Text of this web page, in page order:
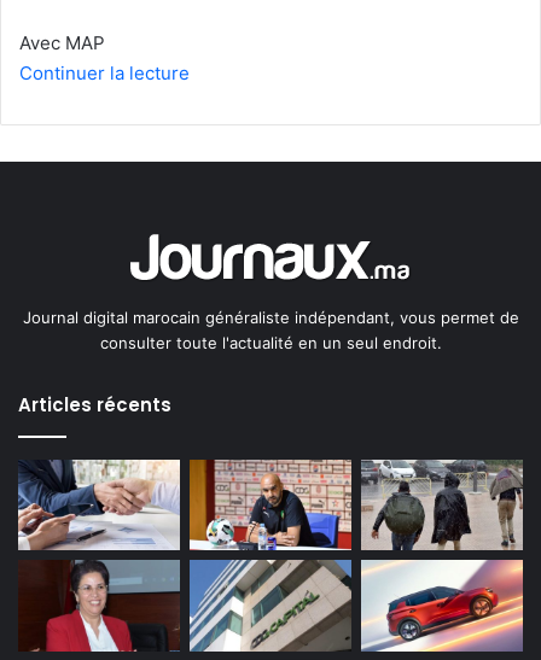
Avec MAP
Continuer la lecture
Journal digital marocain généraliste indépendant, vous permet de
consulter toute l'actualité en un seul endroit.
Articles récents